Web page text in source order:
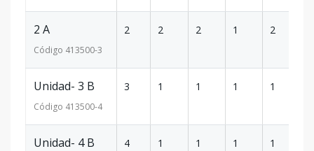
2 A
Código 413500-3
2 2 2 1 2
Unidad- 3 B
Código 413500-4
3 1 1 1 1
Unidad- 4 B 4 1 1 1 1